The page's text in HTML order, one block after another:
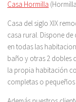
Casa Hormilla
Casa del siglo XIX
casa rural. Dispone
en todas las
baño y otras 2 dobles
la propia habitación
completas o